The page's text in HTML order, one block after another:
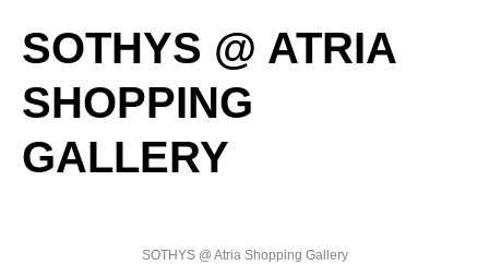
SOTHYS @ ATRIA
SHOPPING
GALLERY
SOTHYS @ Atria Shopping Gallery